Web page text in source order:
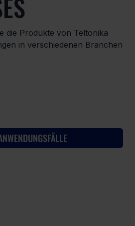
die Produkte von Teltonika
in verschiedenen Branchen